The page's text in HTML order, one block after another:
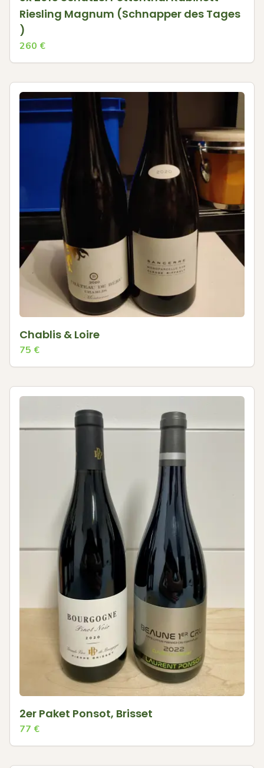
Riesling Magnum (Schnapper des Tages
)
260 €
Chablis & Loire
75 €
2er Paket Ponsot, Brisset
77 €